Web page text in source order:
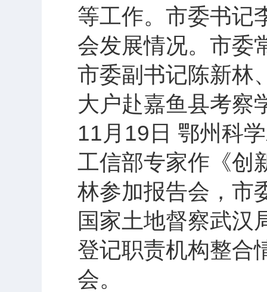
等工作。市委书记
会发展情况。市委
市委副书记陈新林
大户赴嘉鱼县考察
11月19日 鄂州科
工信部专家作《
林参加报告会，市
国家土地督察武汉
登记职责机构整合
会。